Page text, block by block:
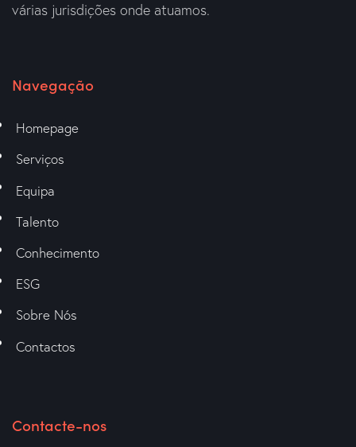
várias jurisdições onde atuamos.
Navegação
Homepage
Serviços
Equipa
Talento
Conhecimento
ESG
Sobre Nós
Contactos
Contacte-nos